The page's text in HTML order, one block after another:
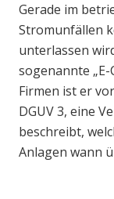
Gerade im
Stromunfällen
unterlassen
sogenannte
Firmen ist er
DGUV 3, eine
beschreibt,
Anlagen wann